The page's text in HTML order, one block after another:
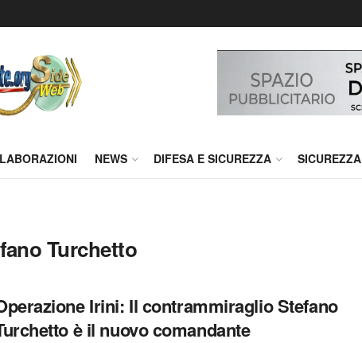
NEWS DIFESA E SICUREZZA SICUREZZA
Turchetto
Irini: Il contrammiraglio Stefano
è il nuovo comandante